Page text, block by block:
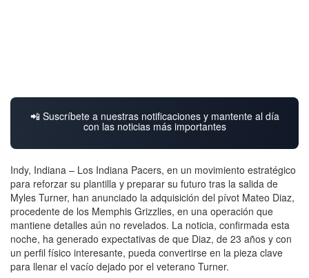
📲 Suscríbete a nuestras notificaciones y mantente al día
con las noticias más importantes
Indy, Indiana – Los Indiana Pacers, en un movimiento estratégico
para reforzar su plantilla y preparar su futuro tras la salida de
Myles Turner, han anunciado la adquisición del pívot Mateo Diaz,
procedente de los Memphis Grizzlies, en una operación que
mantiene detalles aún no revelados. La noticia, confirmada esta
noche, ha generado expectativas de que Diaz, de 23 años y con
un perfil físico interesante, pueda convertirse en la pieza clave
para llenar el vacío dejado por el veterano Turner.